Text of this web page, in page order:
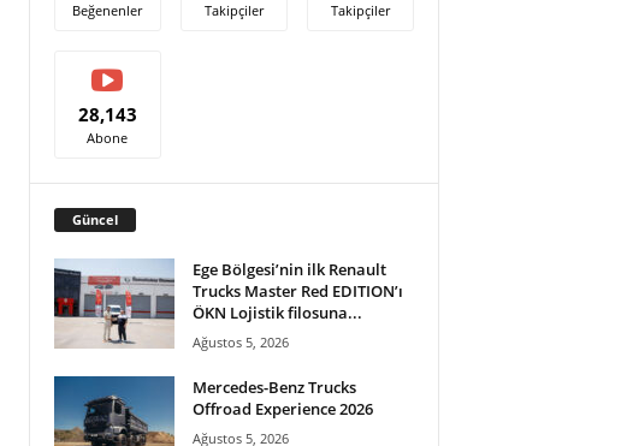
Beğenenler Takipçiler Takipçiler
28,143
Abone
Güncel
Ege Bölgesi’nin ilk Renault
Trucks Master Red EDITION’ı
ÖKN Lojistik filosuna...
Ağustos 5, 2026
Mercedes-Benz Trucks
Offroad Experience 2026
Ağustos 5, 2026